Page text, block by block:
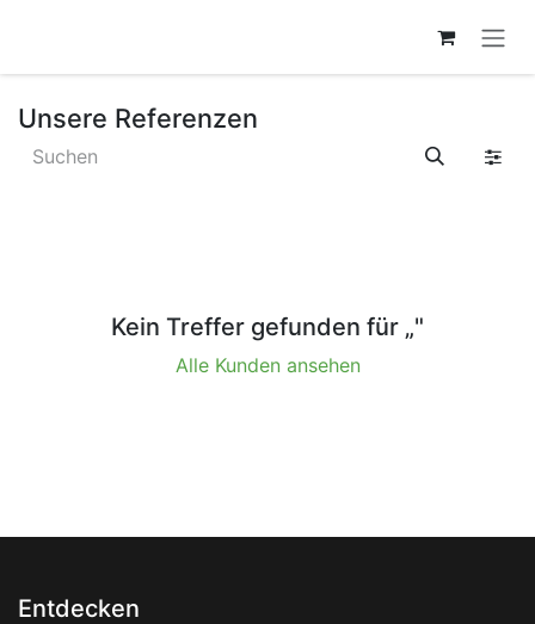
Unsere Referenzen
Kein Treffer gefunden für „"
Alle Kunden ansehen
Entdecken